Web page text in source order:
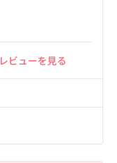
レビューを見る